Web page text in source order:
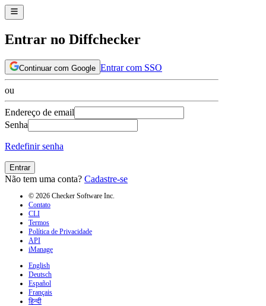
Entrar no Diffchecker
Continuar com Google Entrar com SSO
ou
Endereço de email
Senha
Redefinir senha
Entrar
Não tem uma conta? Cadastre-se
© 2026 Checker Software Inc.
Contato
CLI
Termos
Política de Privacidade
API
iManage
English
Deutsch
Español
Français
हिन्दी